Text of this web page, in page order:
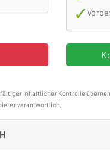
inhaltlicher Kontrolle
verantwortlich.